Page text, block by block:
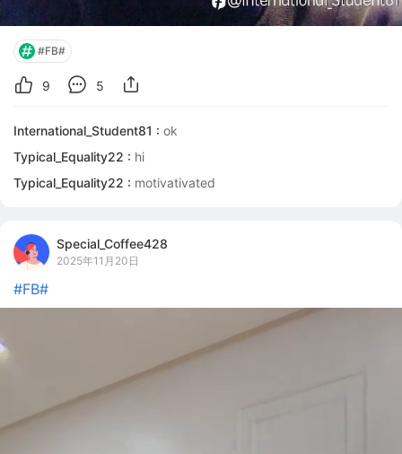
#FB#
9 5
International_Student81 : ok
Typical_Equality22 : hi
Typical_Equality22 : motivativated
Special_Coffee428
2025年11月20日
#FB#